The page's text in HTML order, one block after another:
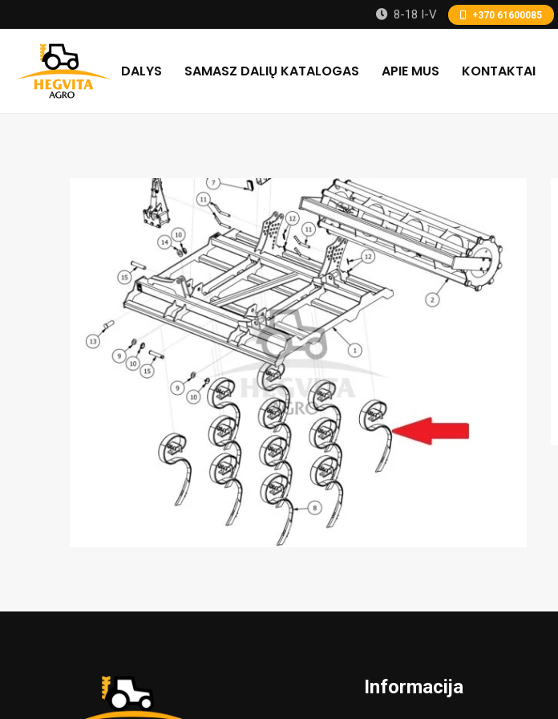
8-18 I-V +370 61600085
DALYS SAMASZ DALIŲ KATALOGAS APIE MUS KONTAKTAI
Informacija